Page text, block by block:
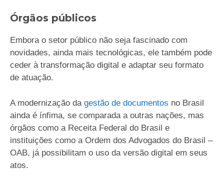
Órgãos públicos
Embora o setor público não seja fascinado com
novidades, ainda mais tecnológicas, ele também pode
ceder à transformação digital e adaptar seu formato
de atuação.
A modernização da gestão de documentos no Brasil
ainda é ínfima, se comparada a outras nações, mas
órgãos como a Receita Federal do Brasil e
instituições como a Ordem dos Advogados do Brasil –
OAB, já possibilitam o uso da versão digital em seus
atos.